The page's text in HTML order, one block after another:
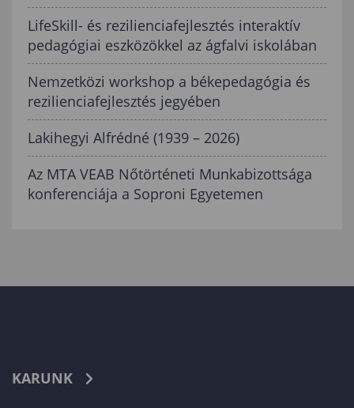
LifeSkill- és rezilienciafejlesztés interaktív
pedagógiai eszközökkel az ágfalvi iskolában
Nemzetközi workshop a békepedagógia és
rezilienciafejlesztés jegyében
Lakihegyi Alfrédné (1939 – 2026)
Az MTA VEAB Nőtörténeti Munkabizottsága
konferenciája a Soproni Egyetemen
KARUNK